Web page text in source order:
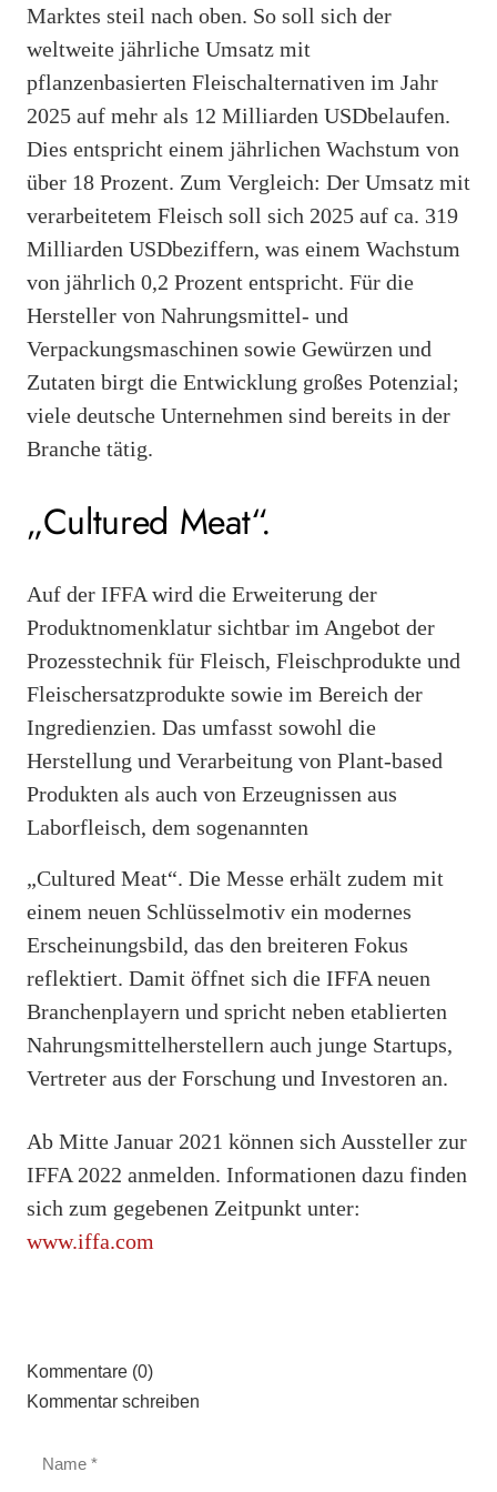
Marktes steil nach oben. So soll sich der
weltweite jährliche Umsatz mit
pflanzenbasierten Fleischalternativen im Jahr
2025 auf mehr als 12 Milliarden USDbelaufen.
Dies entspricht einem jährlichen Wachstum von
über 18 Prozent. Zum Vergleich: Der Umsatz mit
verarbeitetem Fleisch soll sich 2025 auf ca. 319
Milliarden USDbeziffern, was einem Wachstum
von jährlich 0,2 Prozent entspricht. Für die
Hersteller von Nahrungsmittel- und
Verpackungsmaschinen sowie Gewürzen und
Zutaten birgt die Entwicklung großes Potenzial;
viele deutsche Unternehmen sind bereits in der
Branche tätig.
„Cultured Meat“.
Auf der IFFA wird die Erweiterung der
Produktnomenklatur sichtbar im Angebot der
Prozesstechnik für Fleisch, Fleischprodukte und
Fleischersatzprodukte sowie im Bereich der
Ingredienzien. Das umfasst sowohl die
Herstellung und Verarbeitung von Plant-based
Produkten als auch von Erzeugnissen aus
Laborfleisch, dem sogenannten
„Cultured Meat“. Die Messe erhält zudem mit
einem neuen Schlüsselmotiv ein modernes
Erscheinungsbild, das den breiteren Fokus
reflektiert. Damit öffnet sich die IFFA neuen
Branchenplayern und spricht neben etablierten
Nahrungsmittelherstellern auch junge Startups,
Vertreter aus der Forschung und Investoren an.
Ab Mitte Januar 2021 können sich Aussteller zur
IFFA 2022 anmelden. Informationen dazu finden
sich zum gegebenen Zeitpunkt unter:
www.iffa.com
Kommentare (0)
Kommentar schreiben